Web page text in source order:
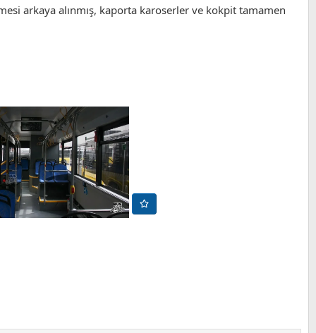
arkaya alınmış, kaporta karoserler ve kokpit tamamen